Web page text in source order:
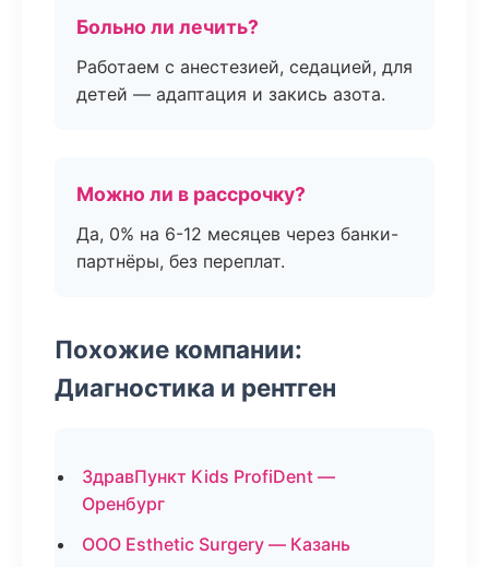
Больно ли лечить?
Работаем с анестезией, седацией, для
детей — адаптация и закись азота.
Можно ли в рассрочку?
Да, 0% на 6-12 месяцев через банки-
партнёры, без переплат.
Похожие компании:
Диагностика и рентген
ЗдравПункт Kids ProfiDent —
Оренбург
ООО Esthetic Surgery — Казань